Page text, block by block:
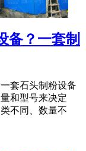
备？一套制
套石头制粉设备
和型号来决定
不同、数量不